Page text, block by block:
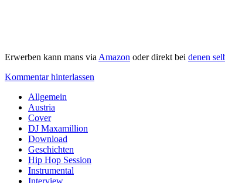
Erwerben kann mans via Amazon oder direkt bei denen
Kommentar hinterlassen
Sidebar
Allgemein
Austria
Cover
DJ Maxamillion
Download
Geschichten
Hip Hop Session
Instrumental
Interview